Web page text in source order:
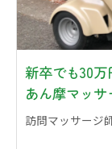
新卒でも30万
あん摩マッ
訪問マッサージ